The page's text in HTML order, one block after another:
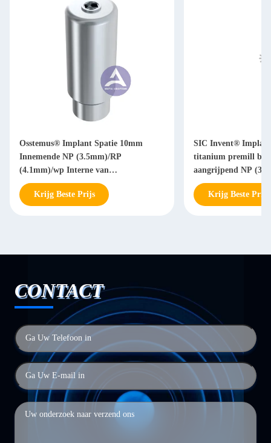
Osstemus® Implant Spatie 10mm
Innemende NP (3.5mm)/RP
(4.1mm)/wp Interne van
Titaniumpremill (5.1mm)
Krijg Beste Prijs
SIC Invent®
titanium premill
aangrijpend NP
mm)
Krijg Beste Prijs
CONTACT